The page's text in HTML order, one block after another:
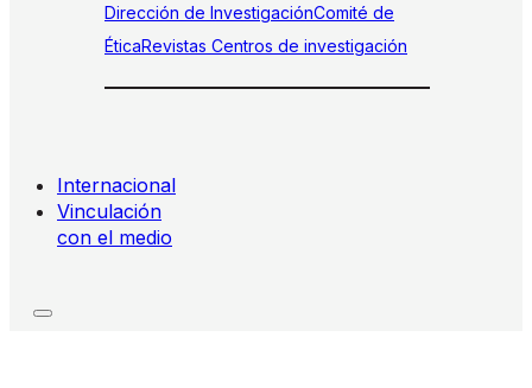
Dirección de InvestigaciónComité de
ÉticaRevistas Centros de investigación
Internacional
Vinculación
con el medio